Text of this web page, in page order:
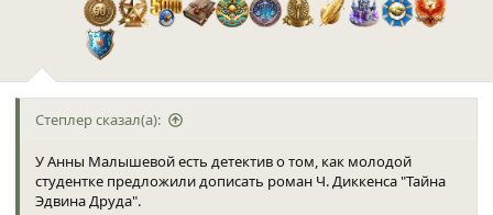
Степлер сказал(а):
У Анны Малышевой есть детектив о том, как молодой
студентке предложили дописать роман Ч. Диккенса "Тайна
Эдвина Друда".